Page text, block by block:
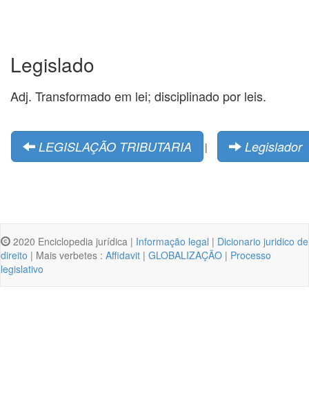
Legislado
Adj. Transformado em lei; disciplinado por leis.
LEGISLAÇÃO TRIBUTARIA | Legislador
2020 Enciclopedia jurídica | Informação legal | Dicionario juridico de
direito | Mais verbetes : Affidavit | GLOBALIZAÇÃO | Processo
legislativo